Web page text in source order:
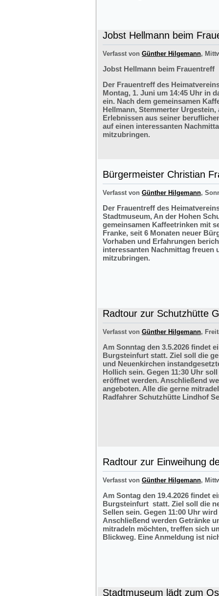
Jobst Hellmann beim
Verfasst von Günther Hilgemann,
Jobst Hellmann beim Frauentreff
Der Frauentreff des
Montag, 1. Juni um 14:45 Uhr in
ein. Nach dem gemeinsamen
Hellmann, Stemmerter
Erlebnissen aus seiner
auf einen interessanten
mitzubringen.
Bürgermeister Christian
Verfasst von Günther Hilgemann,
Der Frauentreff des
Stadtmuseum, An der Hohen
gemeinsamen Kaffeetrinken mit
Franke, seit 6 Monaten neuer
Vorhaben und Erfahrungen
interessanten Nachmittag freuen
mitzubringen.
Radtour zur Schutzhütte
Verfasst von Günther Hilgemann,
Am Sonntag den 3.5.2026 findet
Burgsteinfurt statt. Ziel soll die
und Neuenkirchen
Hollich sein. Gegen 11:30 Uhr
eröffnet werden. Anschließend
angeboten. Alle die gerne
Radfahrer Schutzhütte Lindhof
Radtour zur Einweihung
Verfasst von Günther Hilgemann,
Am Sontag den 19.4.2026 findet
Burgsteinfurt statt. Ziel soll die
Sellen sein. Gegen 11:00 Uhr
Anschließend werden Getränke
mitradeln möchten, treffen sich
Blickweg. Eine Anmeldung ist
Stadtmuseum lädt zum